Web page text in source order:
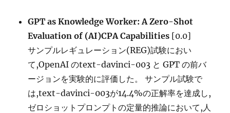
GPT as Knowledge Worker: A Zero-Shot
Evaluation of (AI)CPA Capabilities [0.0]
サンプルレギュレーション(REG)試験におい
て,OpenAI のtext-davinci-003 と GPT の前バ
ージョンを実験的に評価した。 サンプル試験で
は,text-davinci-003が14.4%の正解率を達成し,
ゼロショットプロンプトの定量的推論において,人